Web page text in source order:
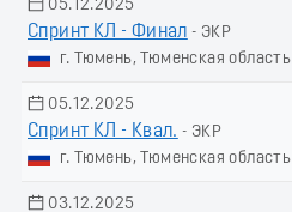
05.12.2025
Спринт КЛ - Финал - ЭКР
г. Тюмень, Тюменская область
05.12.2025
Спринт КЛ - Квал. - ЭКР
г. Тюмень, Тюменская область
03.12.2025